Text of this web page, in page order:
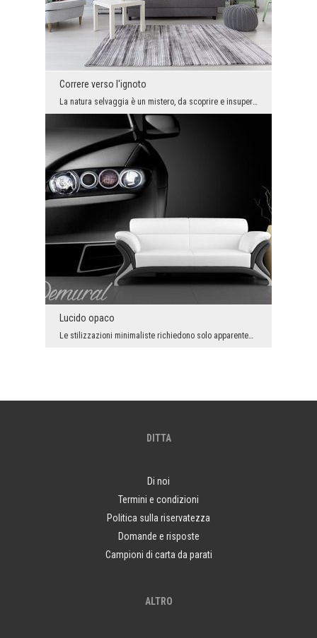
Correre verso l'ignoto
La natura selvaggia è un mistero, da scoprire e insuperabile. Se abbiamo la forza, non possiamo c...
Lucido opaco
Le stilizzazioni minimaliste richiedono solo apparentemente meno lavoro degli arrangiamenti - dic...
DITTA
Di noi
Termini e condizioni
Politica sulla riservatezza
Domande e risposte
Campioni di carta da parati
ALTRO